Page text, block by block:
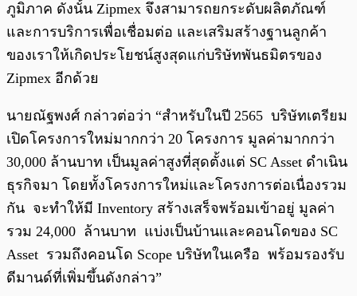
ภูมิภาค ดังนั้น Zipmex จึงสามารถยกระดับผลิตภัณฑ์
และการบริการเพื่อเชื่อมต่อ และเสริมสร้างฐานลูกค้า
ของเราให้เกิดประโยชน์สูงสุดแก่บริษัทพันธมิตรของ
Zipmex อีกด้วย
นายณัฐพงศ์ กล่าวต่อว่า “สำหรับในปี 2565 บริษัทเตรียม
เปิดโครงการใหม่มากกว่า 20 โครงการ มูลค่ามากกว่า
30,000 ล้านบาท เป็นมูลค่าสูงที่สุดตั้งแต่ SC Asset ดำเนิน
ธุรกิจมา โดยทั้งโครงการใหม่และโครงการต่อเนื่องรวม
กัน จะทำให้มี Inventory สร้างเสร็จพร้อมเข้าอยู่ มูลค่า
รวม 24,000 ล้านบาท แบ่งเป็นบ้านและคอนโดของ SC
Asset รวมถึงคอนโด Scope บริษัทในเครือ พร้อมรองรับ
ดีมานด์ที่เพิ่มขึ้นดังกล่าว”